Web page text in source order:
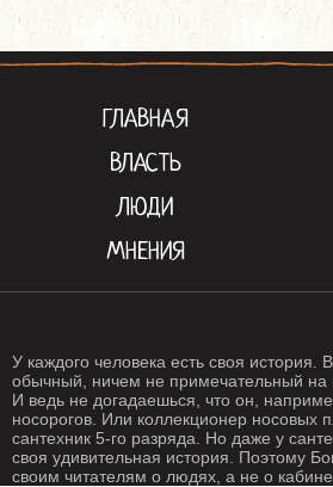
ГЛАВНАЯ
ВЛАСТЬ
ЛЮДИ
МНЕНИЯ
У каждого человека есть своя история.
обычный, ничем не примечательный на
И ведь не догадаешься, что он,
носорогов. Или коллекционер носовых
сантехник 5-го разряда. Но даже у
своя удивительная история. Поэтому
своим читателям о людях, а не о